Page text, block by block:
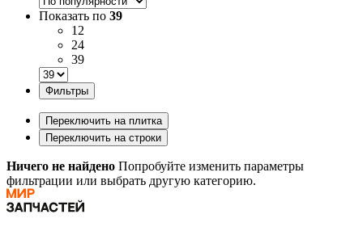
Показать по 39
12
24
39
Фильтры
Переключить на плитка
Переключить на строки
Ничего не найдено Попробуйте изменить параметры
фильтрации или выбрать другую категорию.